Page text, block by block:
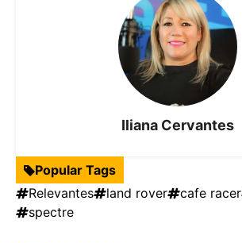
Iliana Cervantes
Popular Tags
Relevantes
land rover cafe racer
spectre